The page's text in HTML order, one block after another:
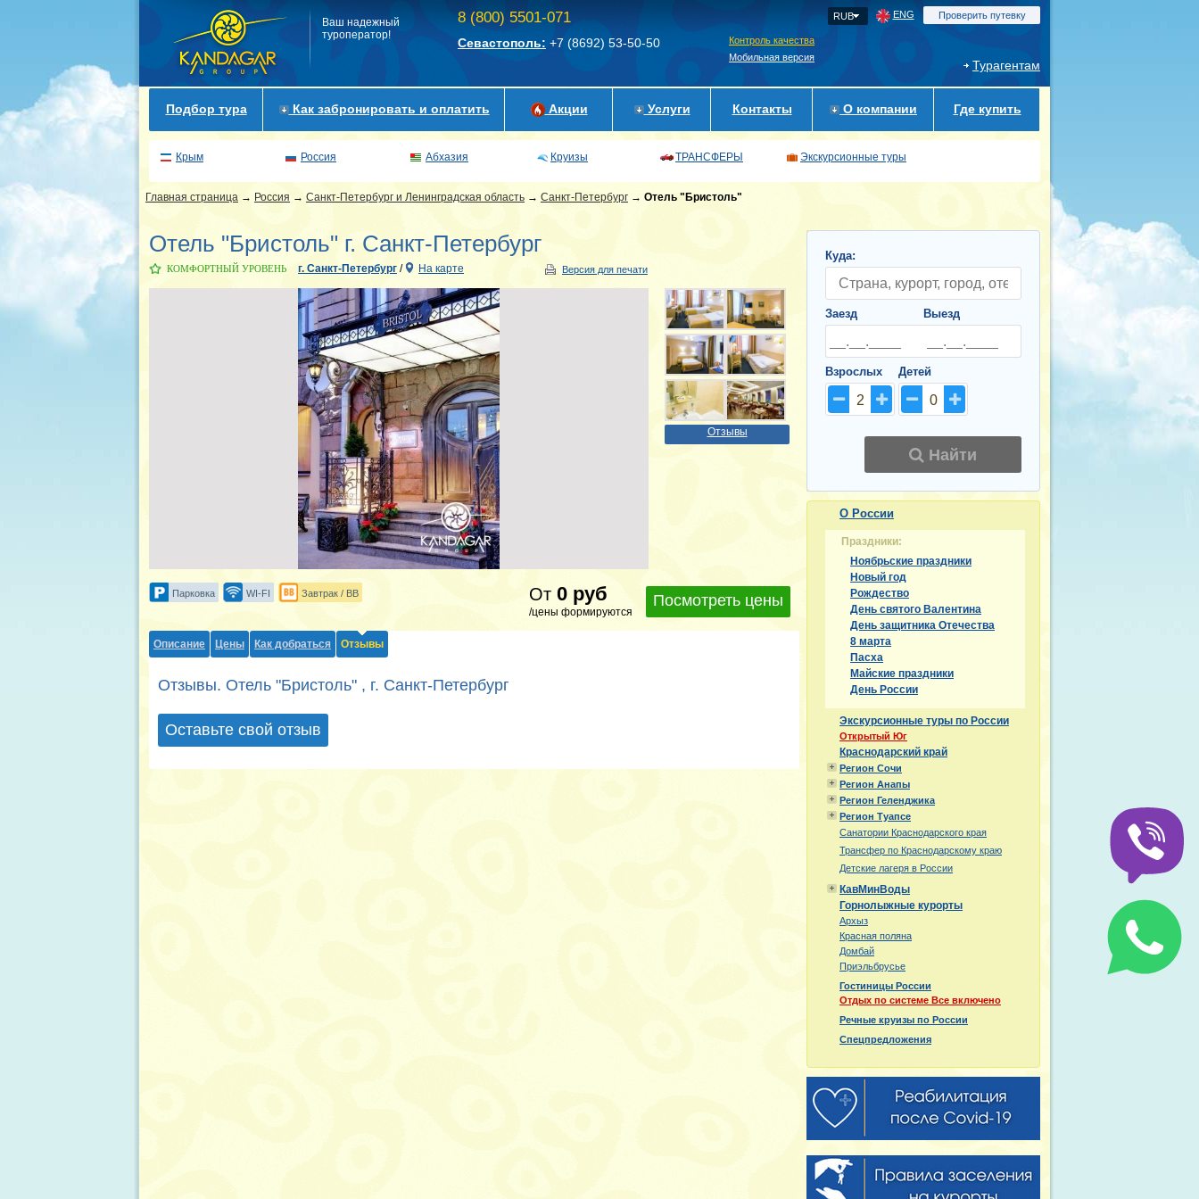
Ваш надежный
туроператор!
8 (800) 5501-071
Севастополь: +7 (8692) 53-50-50
Контроль качества
Мобильная версия
RUB ENG Проверить путевку
Турагентам
Подбор тура Как забронировать и оплатить Акции Услуги Контакты О компании Где купить
Крым Россия Абхазия Круизы ТРАНСФЕРЫ Экскурсионные туры
Главная страница → Россия → Санкт-Петербург и Ленинградская область → Санкт-Петербург → Отель "Бристоль"
Отель "Бристоль" г. Санкт-Петербург
КОМФОРТНЫЙ УРОВЕНЬ г. Санкт-Петербург / На карте Версия для печати
Отзывы
Парковка WI-FI Завтрак / BB Посмотреть цены
От 0 руб
/цены формируются
Описание Цены Как добраться Отзывы
Отзывы. Отель "Бристоль" , г. Санкт-Петербург
Оставьте свой отзыв
Куда:
Заезд Выезд
Взрослых
2
Детей
0
Найти
О России
Праздники:
Ноябрьские праздники
Новый год
Рождество
День святого Валентина
День защитника Отечества
8 марта
Пасха
Майские праздники
День России
Экскурсионные туры по России
Открытый Юг
Краснодарский край
Регион Сочи
Регион Анапы
Регион Геленджика
Регион Туапсе
Санатории Краснодарского края
Трансфер по Краснодарскому краю
Детские лагеря в России
КавМинВоды
Горнолыжные курорты
Архыз
Красная поляна
Домбай
Приэльбрусье
Гостиницы России
Отдых по системе Все включено
Речные круизы по России
Спецпредложения